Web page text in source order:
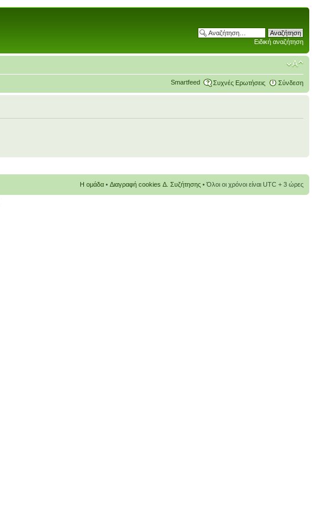
Ειδική αναζήτηση
Smartfeed Συχνές Ερωτήσεις Σύνδεση
Η ομάδα • Διαγραφή cookies Δ. Συζήτησης • Όλοι οι χρόνοι είναι UTC + 3 ώρες